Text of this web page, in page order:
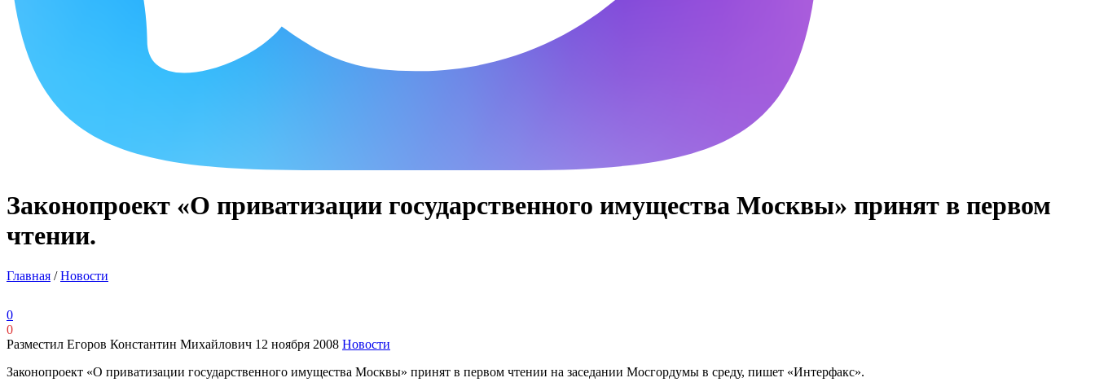
Законопроект «О приватизации государственного имущества Москвы» принят в первом
чтении.
Главная /Новости
0
0
Разместил Егоров Константин Михайлович 12 ноября 2008 Новости
Законопроект «О приватизации государственного имущества Москвы» принят в первом чтении на заседании Мосгордумы в среду, пишет «Интерфакс».